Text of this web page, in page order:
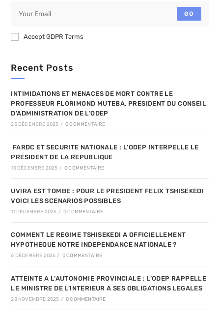
GO
Accept GDPR Terms
Recent Posts
INTIMIDATIONS ET MENACES DE MORT CONTRE LE
PROFESSEUR FLORIMOND MUTEBA, PRESIDENT DU CONSEIL
D’ADMINISTRATION DE L’ODEP
23 DÉCEMBRE 2025 / 0 COMMENTAIRE
FARDC ET SECURITE NATIONALE : L’ODEP INTERPELLE LE
PRESIDENT DE LA REPUBLIQUE
15 DÉCEMBRE 2025 / 0 COMMENTAIRE
UVIRA EST TOMBE : POUR LE PRESIDENT FELIX TSHISEKEDI
VOICI LES SCENARIOS POSSIBLES
11 DÉCEMBRE 2025 / 0 COMMENTAIRE
COMMENT LE REGIME TSHISEKEDI A OFFICIELLEMENT
HYPOTHEQUE NOTRE INDEPENDANCE NATIONALE ?
6 DÉCEMBRE 2025 / 0 COMMENTAIRE
ATTEINTE A L’AUTONOMIE PROVINCIALE : L’ODEP RAPPELLE
LE MINISTRE DE L’INTERIEUR A SES OBLIGATIONS LEGALES
28 NOVEMBRE 2025 / 0 COMMENTAIRE